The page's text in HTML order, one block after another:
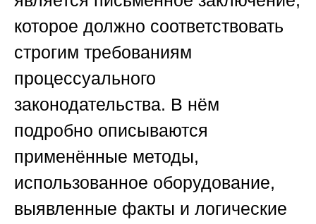
которое должно соответствовать
строгим требованиям
процессуального
законодательства. В нём
подробно описываются
применённые методы,
использованное оборудование,
выявленные факты и логические